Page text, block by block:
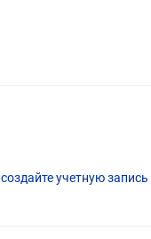
создайте учетную запись